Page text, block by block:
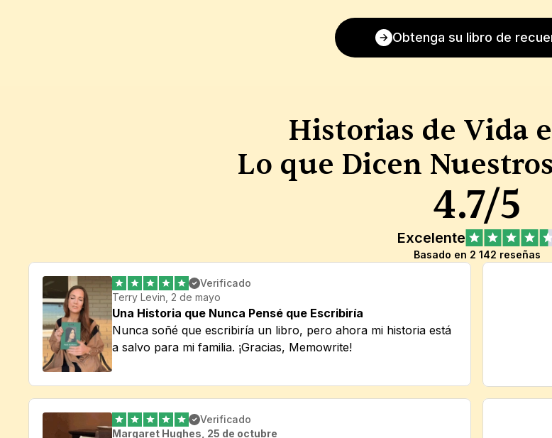
Obtenga su libro de
Historias de Vida
Lo que Dicen
4.7/5
Excelente
Basado en 2 142 reseñas
Verificado
Terry Levin, 2 de mayo
Una Historia que Nunca Pensé que Escribiría
Nunca soñé que escribiría un libro, pero ahora mi historia está
a salvo para mi familia. ¡Gracias, Memowrite!
Verificado
Margaret Hughes, 25 de octubre